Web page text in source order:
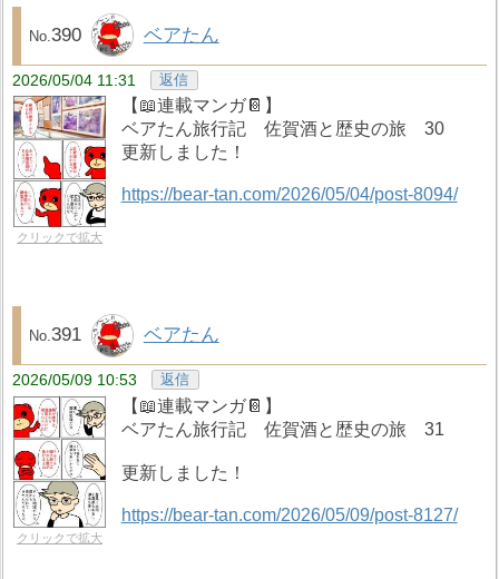
390 ベアたん
2026/05/04 11:31 返信
クリックで拡大
【📖連載マンガ📔】
ベアたん旅行記 佐賀酒と歴史の旅 30
更新しました！
https://bear-tan.com/2026/05/04/post-8094/
391 ベアたん
2026/05/09 10:53 返信
クリックで拡大
【📖連載マンガ📔】
ベアたん旅行記 佐賀酒と歴史の旅 31
更新しました！
https://bear-tan.com/2026/05/09/post-8127/